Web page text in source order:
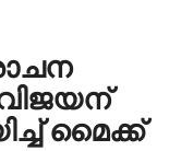
മൈക്ക്